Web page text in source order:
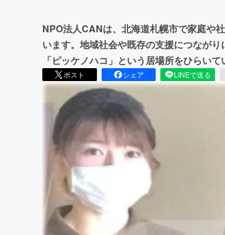
NPO法人CANは、北海道札幌市で家庭や
います。地域社会や既存の支援につなが
「ピッケノハコ」という居場所をひらいて
ポスト シェア LINEで送る